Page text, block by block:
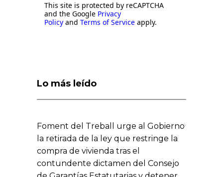
This site is protected by reCAPTCHA
and the Google Privacy
Policy and Terms of Service apply.
Lo más leído
Foment del Treball urge al Gobierno
la retirada de la ley que restringe la
compra de vivienda tras el
contundente dictamen del Consejo